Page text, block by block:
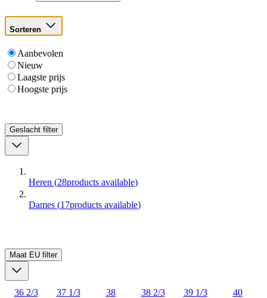
Sorteren
Aanbevolen
Nieuw
Laagste prijs
Hoogste prijs
Geslacht filter
Heren (28products available)
Dames (17products available)
Maat EU filter
36 2/3 37 1/3 38 38 2/3 39 1/3 40